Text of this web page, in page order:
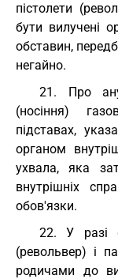
пістолети
бути вилучені
обставин,
негайно.
21. Про
(носіння)
підставах,
органом
ухвала, яка
внутрішніх
обов'язки.
22. У разі
(револьвер) і
родичами до